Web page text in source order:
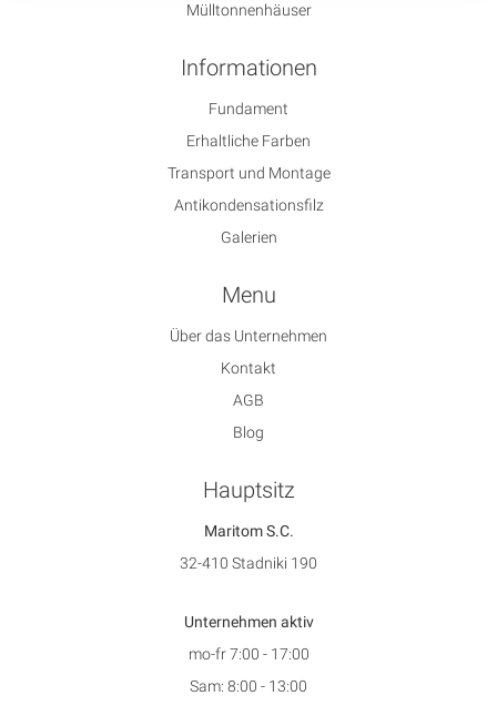
Mülltonnenhäuser
Informationen
Fundament
Erhaltliche Farben
Transport und Montage
Antikondensationsfilz
Galerien
Menu
Über das Unternehmen
Kontakt
AGB
Blog
Hauptsitz
Maritom S.C.
32-410 Stadniki 190
Unternehmen aktiv
mo-fr 7:00 - 17:00
Sam: 8:00 - 13:00